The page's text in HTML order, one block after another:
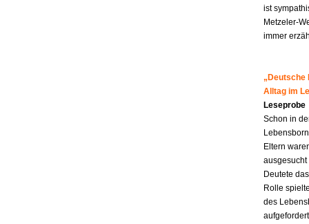
ist
Metzeler-
immer
„Deutsche
Alltag im
Leseprobe
Schon in
Eltern
Deutete
Rolle
des